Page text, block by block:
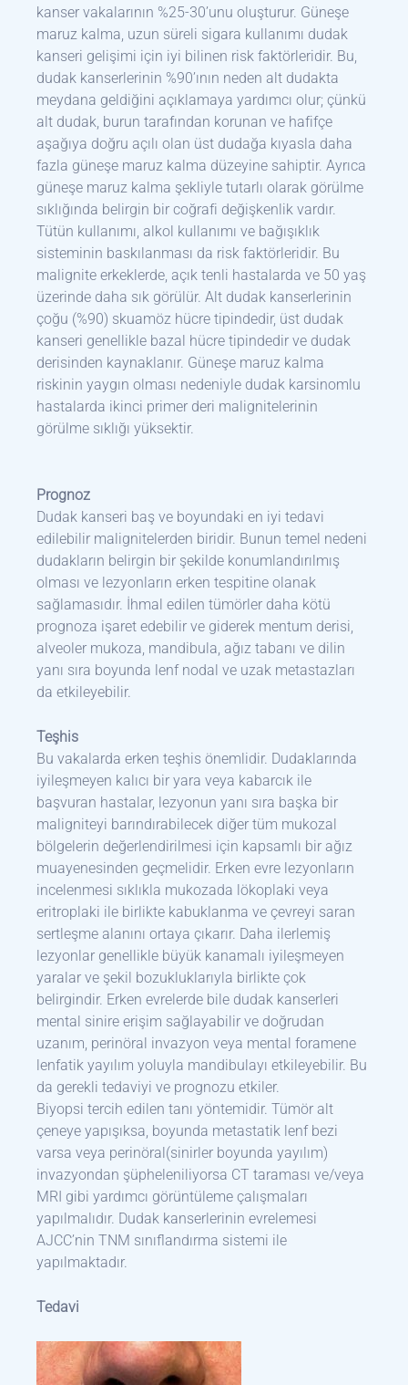
kanser vakalarının %25-30’unu oluşturur. Güneşe
maruz kalma, uzun süreli sigara kullanımı dudak
kanseri gelişimi için iyi bilinen risk faktörleridir. Bu,
dudak kanserlerinin %90’ının neden alt dudakta
meydana geldiğini açıklamaya yardımcı olur; çünkü
alt dudak, burun tarafından korunan ve hafifçe
aşağıya doğru açılı olan üst dudağa kıyasla daha
fazla güneşe maruz kalma düzeyine sahiptir. Ayrıca
güneşe maruz kalma şekliyle tutarlı olarak görülme
sıklığında belirgin bir coğrafi değişkenlik vardır.
Tütün kullanımı, alkol kullanımı ve bağışıklık
sisteminin baskılanması da risk faktörleridir. Bu
malignite erkeklerde, açık tenli hastalarda ve 50 yaş
üzerinde daha sık görülür. Alt dudak kanserlerinin
çoğu (%90) skuamöz hücre tipindedir, üst dudak
kanseri genellikle bazal hücre tipindedir ve dudak
derisinden kaynaklanır. Güneşe maruz kalma
riskinin yaygın olması nedeniyle dudak karsinomlu
hastalarda ikinci primer deri malignitelerinin
görülme sıklığı yüksektir.
Prognoz
Dudak kanseri baş ve boyundaki en iyi tedavi
edilebilir malignitelerden biridir. Bunun temel nedeni
dudakların belirgin bir şekilde konumlandırılmış
olması ve lezyonların erken tespitine olanak
sağlamasıdır. İhmal edilen tümörler daha kötü
prognoza işaret edebilir ve giderek mentum derisi,
alveoler mukoza, mandibula, ağız tabanı ve dilin
yanı sıra boyunda lenf nodal ve uzak metastazları
da etkileyebilir.
Teşhis
Bu vakalarda erken teşhis önemlidir. Dudaklarında
iyileşmeyen kalıcı bir yara veya kabarcık ile
başvuran hastalar, lezyonun yanı sıra başka bir
maligniteyi barındırabilecek diğer tüm mukozal
bölgelerin değerlendirilmesi için kapsamlı bir ağız
muayenesinden geçmelidir. Erken evre lezyonların
incelenmesi sıklıkla mukozada lökoplaki veya
eritroplaki ile birlikte kabuklanma ve çevreyi saran
sertleşme alanını ortaya çıkarır. Daha ilerlemiş
lezyonlar genellikle büyük kanamalı iyileşmeyen
yaralar ve şekil bozukluklarıyla birlikte çok
belirgindir. Erken evrelerde bile dudak kanserleri
mental sinire erişim sağlayabilir ve doğrudan
uzanım, perinöral invazyon veya mental foramene
lenfatik yayılım yoluyla mandibulayı etkileyebilir. Bu
da gerekli tedaviyi ve prognozu etkiler.
Biyopsi tercih edilen tanı yöntemidir. Tümör alt
çeneye yapışıksa, boyunda metastatik lenf bezi
varsa veya perinöral(sinirler boyunda yayılım)
invazyondan şüpheleniliyorsa CT taraması ve/veya
MRI gibi yardımcı görüntüleme çalışmaları
yapılmalıdır. Dudak kanserlerinin evrelemesi
AJCC’nin TNM sınıflandırma sistemi ile
yapılmaktadır.
Tedavi